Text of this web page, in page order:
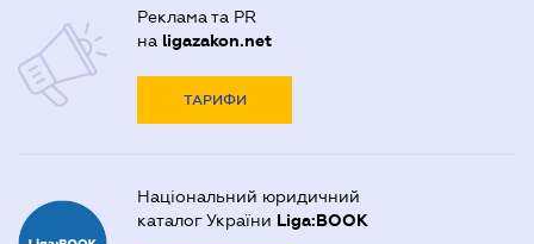
Реклама та PR
на ligazakon.net
ТАРИФИ
Національний юридичний
каталог України Liga:BOOK